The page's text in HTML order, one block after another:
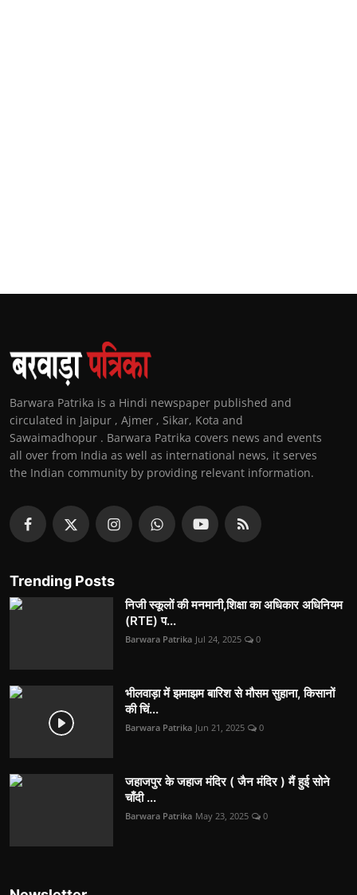
Barwara Patrika is a Hindi newspaper published and
circulated in Jaipur , Ajmer , Sikar, Kota and
Sawaimadhopur . Barwara Patrika covers news and events
all over from India as well as international news, it serves
the Indian community by providing relevant information.
Trending Posts
निजी स्कूलों की मनमानी,शिक्षा का अधिकार अधिनियम
(RTE) प...
Barwara Patrika Jul 24, 2025 0
भीलवाड़ा में झमाझम बारिश से मौसम सुहाना, किसानों
की चिं...
Barwara Patrika Jun 21, 2025 0
जहाजपुर के जहाज मंदिर ( जैन मंदिर ) मैं हुई सोने
चाँदी ...
Barwara Patrika May 23, 2025 0